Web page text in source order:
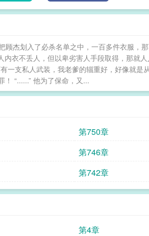
顾杰划入了必杀名单之中，一百多件衣服，
衣不丢人，但以卑劣害人手段取得，那就人
一支私人武装，我老爹的辎重好，好像就是
“......” 他为了保命，又...
第750章
第746章
第742章
第4章